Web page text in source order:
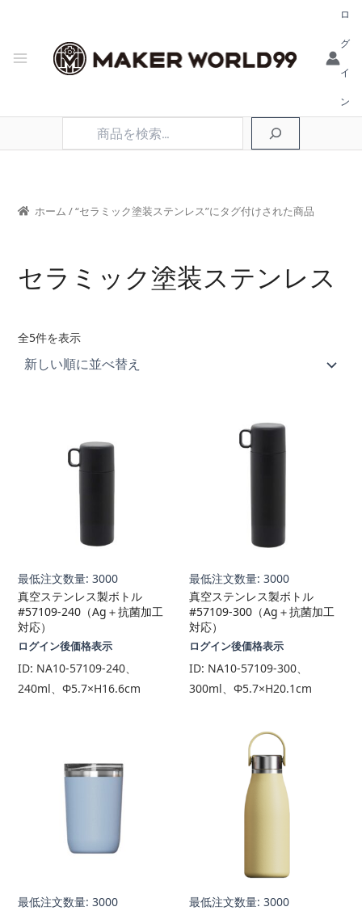
ロ
グ
イ
ン
ホーム / “セラミック塗装ステンレス”にタグ付けされた商品
セラミック塗装ステンレス
全5件を表示新
い
順
最低注文数量: 3000
真空ステンレス製ボトル
#57109-240（Ag＋抗菌加工
対応）
ログイン後価格表示
ID: NA10-57109-240、
240ml、Φ5.7×H16.6cm
最低注文数量: 3000
真空ステンレス製ボトル
#57109-300（Ag＋抗菌加工
対応）
ログイン後価格表示
ID: NA10-57109-300、
300ml、Φ5.7×H20.1cm
最低注文数量: 3000
最低注文数量: 3000